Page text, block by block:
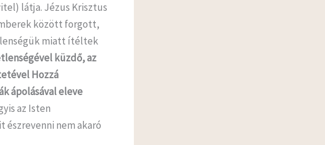
látja. Jézus Krisztus
között forgott,
miatt ítéltek
küzdő, az
Hozzá
ápolásával eleve
az Isten
nem akaró